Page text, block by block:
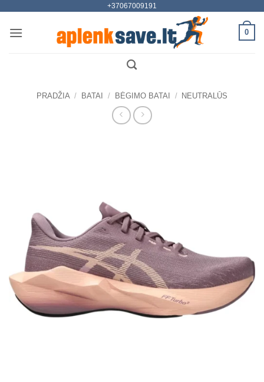
content
+37067009191
0
PRADŽIA / BATAI / BĖGIMO BATAI / NEUTRALŪS